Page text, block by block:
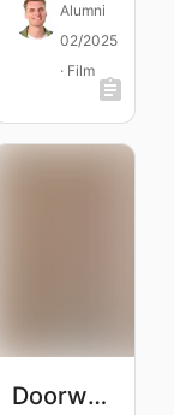
Alumni
02/2025
· Film
Doorway Mosaic